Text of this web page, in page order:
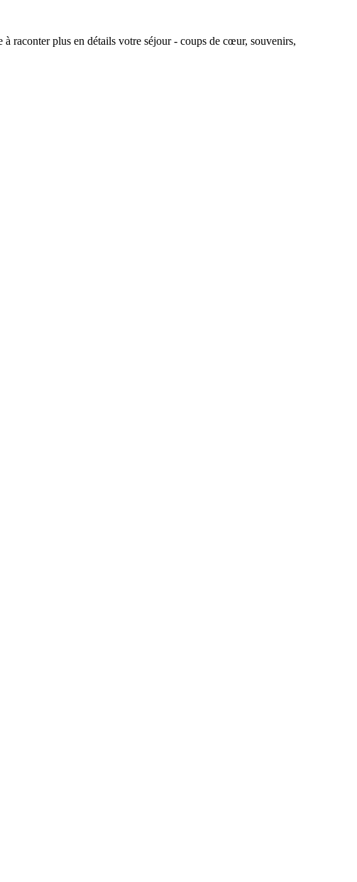
raconter plus en détails votre séjour - coups de cœur, souvenirs,